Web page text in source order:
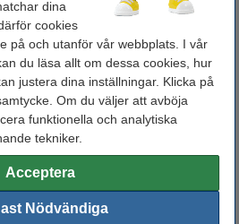
dina
cookies
på och utanför vår webbplats. I vår
du läsa allt om dessa cookies, hur
justera dina inställningar. Klicka på
Om du väljer att avböja
funktionella och analytiska
tekniker.
Acceptera
Nödvändiga
till din 3D-
billiga 3D filament till din 3D skrivare.
till 3D skrivare, beroende på vilken
ut. Du kan alltid köpa våra 3D